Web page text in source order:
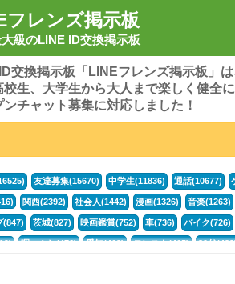
フレンズ掲示板
大級のLINE ID交換掲示板
交換掲示板「LINEフレンズ掲示板」
校生、大学生から大人まで楽しく健全
ンチャット募集に対応しました！
友達募集(15670) 中学生(11836) 通話(10677)
関西(2392) 社会人(1442) 漫画(1326) 音楽(1263)
(847) 茨城(827) 映画鑑賞(752) 車(736) バイク(726)
暇つぶし(476) 愛知(468) モンスト(465) 30代